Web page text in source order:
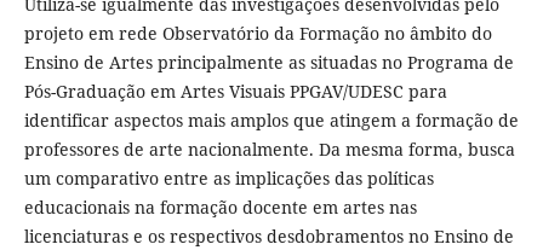
Utiliza-se igualmente das investigações desenvolvidas pelo
projeto em rede Observatório da Formação no âmbito do
Ensino de Artes principalmente as situadas no Programa de
Pós-Graduação em Artes Visuais PPGAV/UDESC para
identificar aspectos mais amplos que atingem a formação de
professores de arte nacionalmente. Da mesma forma, busca
um comparativo entre as implicações das políticas
educacionais na formação docente em artes nas
licenciaturas e os respectivos desdobramentos no Ensino de